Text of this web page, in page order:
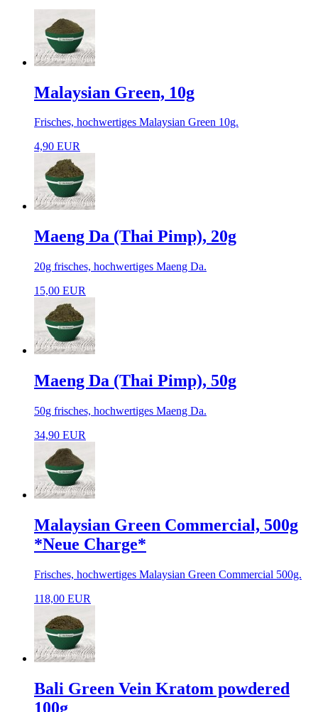
Malaysian Green, 10g
Frisches, hochwertiges Malaysian Green 10g.
4,90 EUR
Maeng Da (Thai Pimp), 20g
20g frisches, hochwertiges Maeng Da.
15,00 EUR
Maeng Da (Thai Pimp), 50g
50g frisches, hochwertiges Maeng Da.
34,90 EUR
Malaysian Green Commercial, 500g
*Neue Charge*
Frisches, hochwertiges Malaysian Green Commercial 500g.
118,00 EUR
Bali Green Vein Kratom powdered
100g